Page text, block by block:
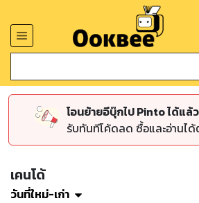
โอนย้ายอีบุ๊กไป Pinto ได้แล้
รับทันทีโค้ดลด ซื้อและอ่านไ
เคนโด้
วันที่ใหม่-เก่า